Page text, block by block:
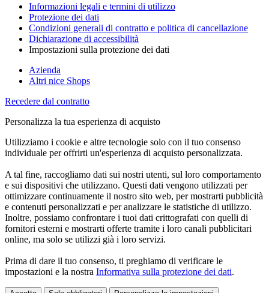
Informazioni legali e termini di utilizzo
Protezione dei dati
Condizioni generali di contratto e politica di cancellazione
Dichiarazione di accessibilità
Impostazioni sulla protezione dei dati
Azienda
Altri nice Shops
Recedere dal contratto
Personalizza la tua esperienza di acquisto
Utilizziamo i cookie e altre tecnologie solo con il tuo consenso
individuale per offrirti un'esperienza di acquisto personalizzata.
A tal fine, raccogliamo dati sui nostri utenti, sul loro comportamento
e sui dispositivi che utilizzano. Questi dati vengono utilizzati per
ottimizzare continuamente il nostro sito web, per mostrarti pubblicità
e contenuti personalizzati e per analizzare le statistiche di utilizzo.
Inoltre, possiamo confrontare i tuoi dati crittografati con quelli di
fornitori esterni e mostrarti offerte tramite i loro canali pubblicitari
online, ma solo se utilizzi già i loro servizi.
Prima di dare il tuo consenso, ti preghiamo di verificare le
impostazioni e la nostra Informativa sulla protezione dei dati.